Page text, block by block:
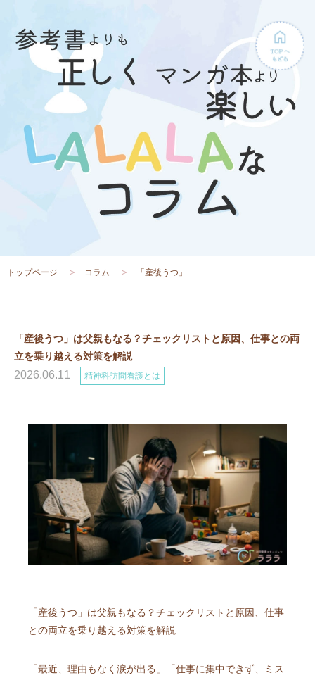
トップページ コラム 「産後うつ」 ...
「産後うつ」は父親もなる？チェックリストと原因、仕事との両
立を乗り越える対策を解説
2026.06.11 精神科訪問看護とは
「産後うつ」は父親もなる？チェックリストと原因、仕事
との両立を乗り越える対策を解説
「最近、理由もなく涙が出る」「仕事に集中できず、ミス